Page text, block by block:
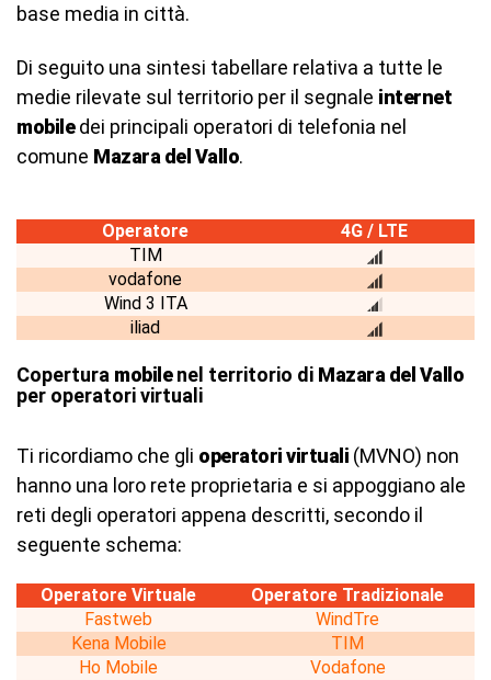
base media in città.
Di seguito una sintesi tabellare relativa a tutte le
medie rilevate sul territorio per il segnale internet
mobiledei principali operatori di telefonia nel
comune Mazara del Vallo.
Operatore
4G / LTE
TIM
vodafone
Wind 3 ITA
iliad
Copertura mobilenel territorio di Mazara del Vallo
per operatori virtuali
Ti ricordiamo che gli operatori virtuali (MVNO) non
hanno una loro rete proprietaria e si appoggiano ale
reti degli operatori appena descritti, secondo il
seguente schema:
Operatore Virtuale
Operatore Tradizionale
Fastweb
WindTre
Kena Mobile
TIM
Ho Mobile
Vodafone